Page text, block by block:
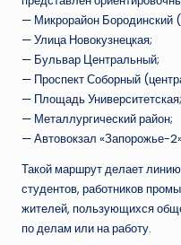
— Микрорайон Бородинский
— Улица Новокузнецкая;
— Бульвар Центральный;
— Проспект Соборный
— Площадь Университетская;
— Металлургический район;
— Автовокзал «Запорожье-
Такой маршрут делает
студентов, работников
жителей, пользующихся
по делам или на работу.